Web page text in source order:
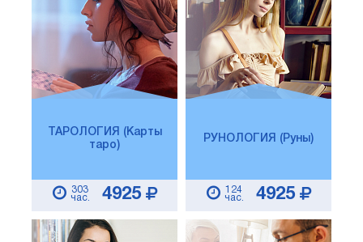
ТАРОЛОГИЯ (Карты
таро)
303
час.
4925
РУНОЛОГИЯ (Руны)
124
час.
4925